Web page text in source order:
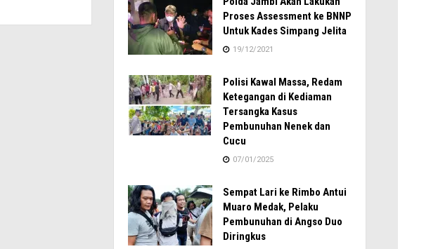
Proses Assessment ke BNNP
Untuk Kades Simpang Jelita
19/12/2021
Polisi Kawal Massa, Redam
Ketegangan di Kediaman
Tersangka Kasus
Pembunuhan Nenek dan
Cucu
07/01/2025
Sempat Lari ke Rimbo Antui
Muaro Medak, Pelaku
Pembunuhan di Angso Duo
Diringkus